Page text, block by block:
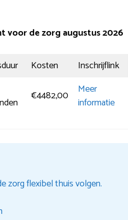
voor de zorg augustus 2026
Kosten
Inschrijflink
€4482,00
Meer
informatie
zorg flexibel thuis volgen.